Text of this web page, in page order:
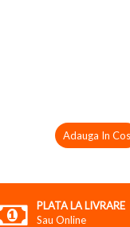
Adauga In Cos
PLATA LA LIVRARE
Sau Online